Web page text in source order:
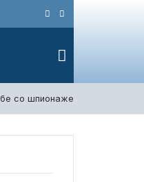
со шпионажем